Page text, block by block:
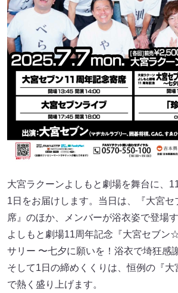
大宮ラクーンよしもと劇場を舞台に、
1日をお届けします。当日は、『大宮
席』のほか、メンバーが浴衣姿で登場
よしもと劇場11周年記念『大宮セブン
サリー 〜七夕に願いを！浴衣で埼狂感
そして1日の締めくくりは、恒例の『大
で熱く盛り上げます。